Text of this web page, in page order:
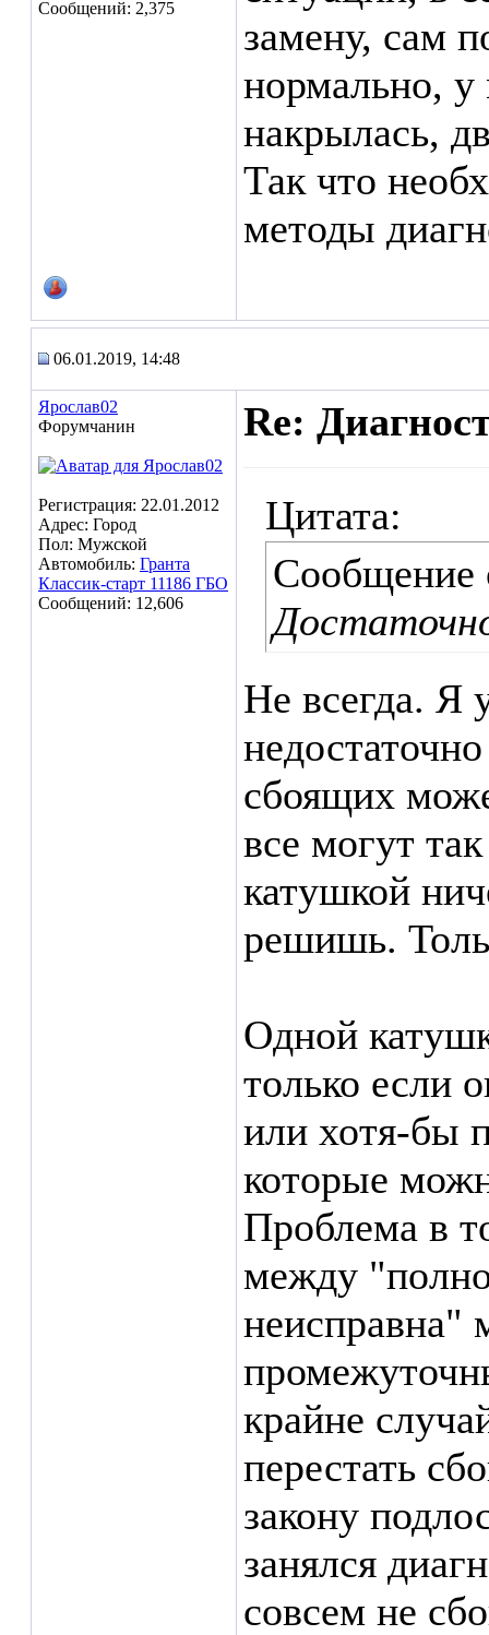
Сообщений: 2,375
замену, сам
нормально,
накрылась,
Так что
методы
06.01.2019, 14:48
Ярослав02
Форумчанин
Регистрация: 22.01.2012
Адрес: Город
Пол: Мужской
Автомобиль: Гранта
Классик-старт 11186 ГБО
Сообщений: 12,606
Re:
Цитата:
Сообщение
Не всегда. Я
сбоящих
все могут
катушкой
решишь.
Одной
только если
или хотя-бы
которые
Проблема в
между
неисправна"
крайне
перестать
закону
занялся
совсем не